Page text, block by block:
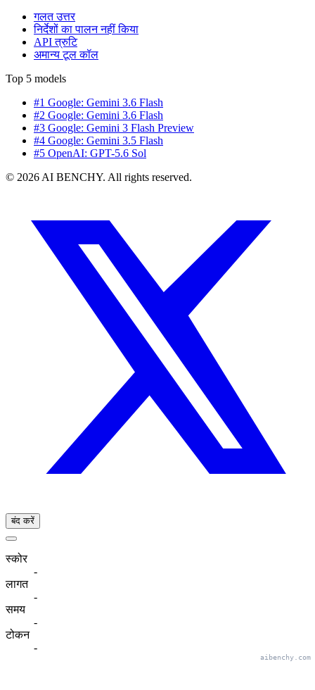
गलत उत्तर
निर्देशों का पालन नहीं किया
API त्रुटि
अमान्य टूल कॉल
Top 5 models
#1 Google: Gemini 3.6 Flash
#2 Google: Gemini 3.6 Flash
#3 Google: Gemini 3 Flash Preview
#4 Google: Gemini 3.5 Flash
#5 OpenAI: GPT-5.6 Sol
© 2026 AI BENCHY. All rights reserved.
बंद करें
स्कोर
-
लागत
-
समय
-
टोकन
-